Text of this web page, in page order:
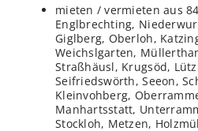
mieten / vermieten aus
Englbrechting,
Giglberg, Oberloh,
Weichslgarten,
Straßhäusl, Krugsöd,
Seifriedswörth, Seeon,
Kleinvohberg,
Manhartsstatt,
Stockloh, Metzen,